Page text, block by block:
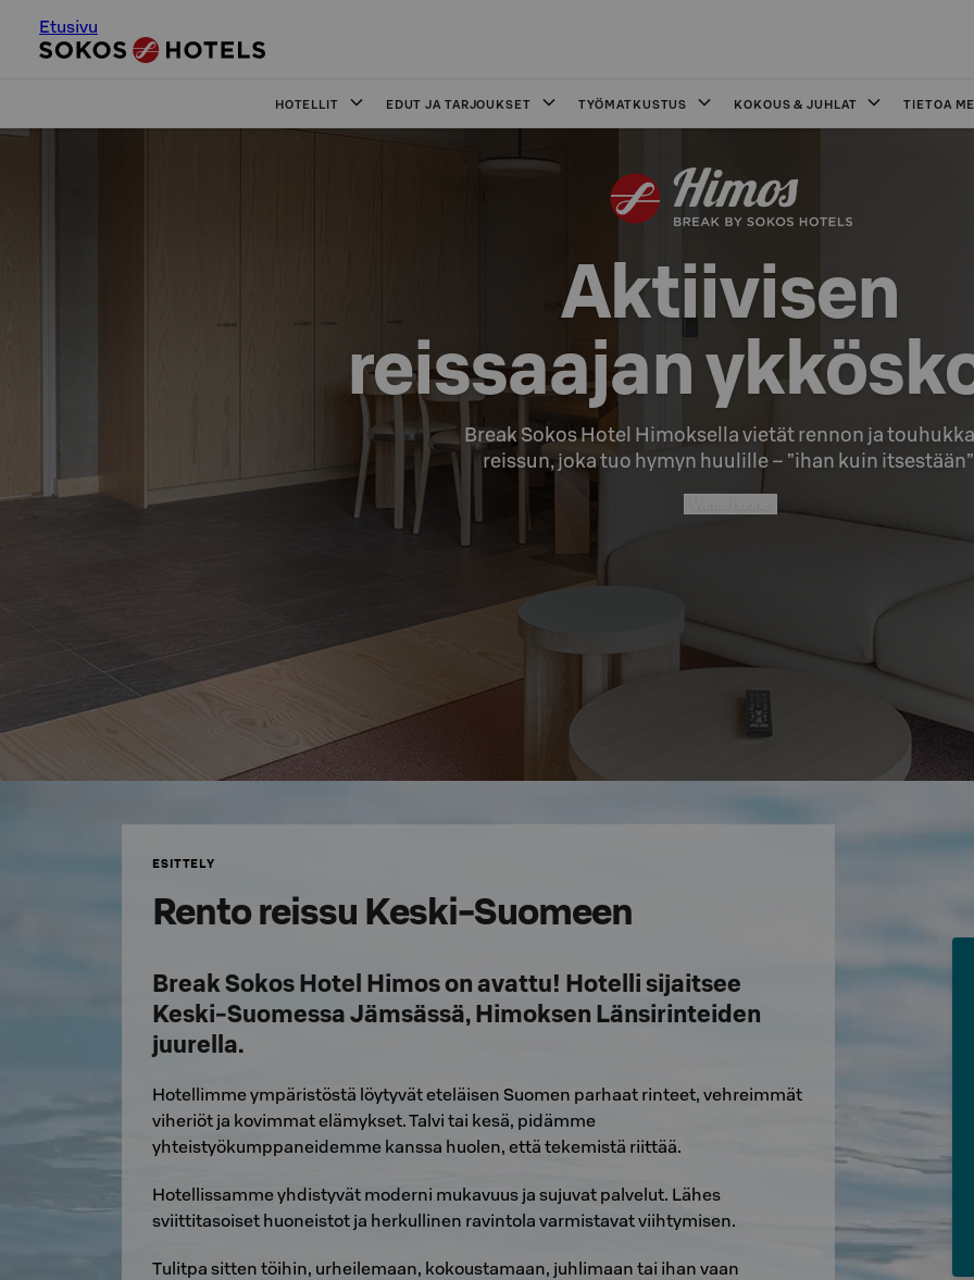
Etusivu
HOTELLIT EDUT JA TARJOUKSET TYÖMATKUSTUS KOKOUS & JUHLAT TIETOA
Aktiivisen
reissaajan
Break Sokos Hotel Himoksella vietät rennon ja
reissun, joka tuo hymyn huulille – ”ihan kuin
ESITTELY
Rento reissu Keski-Suomeen
Break Sokos Hotel Himos on avattu! Hotelli sijaitsee
Keski-Suomessa Jämsässä, Himoksen Länsirinteiden
juurella.
Hotellimme ympäristöstä löytyvät eteläisen Suomen parhaat rinteet, vehreimmät
viheriöt ja kovimmat elämykset. Talvi tai kesä, pidämme
yhteistyökumppaneidemme kanssa huolen, että tekemistä riittää.
Hotellissamme yhdistyvät moderni mukavuus ja sujuvat palvelut. Lähes
sviittitasoiset huoneistot ja herkullinen ravintola varmistavat viihtymisen.
Tulitpa sitten töihin, urheilemaan, kokoustamaan, juhlimaan tai ihan vaan